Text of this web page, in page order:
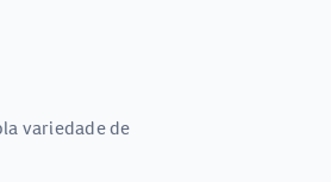
variedade de